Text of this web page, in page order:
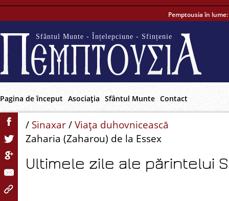
Pemptousia în lume:
Sfântul Munte - Înțelepciune - Sfințenie
Pagina de început Asociaţia Sfântul Munte Contact
/ Sinaxar/Viaţa duhovnicească
Zaharia (Zaharou) de la Essex
Ultimele zile ale părintelui